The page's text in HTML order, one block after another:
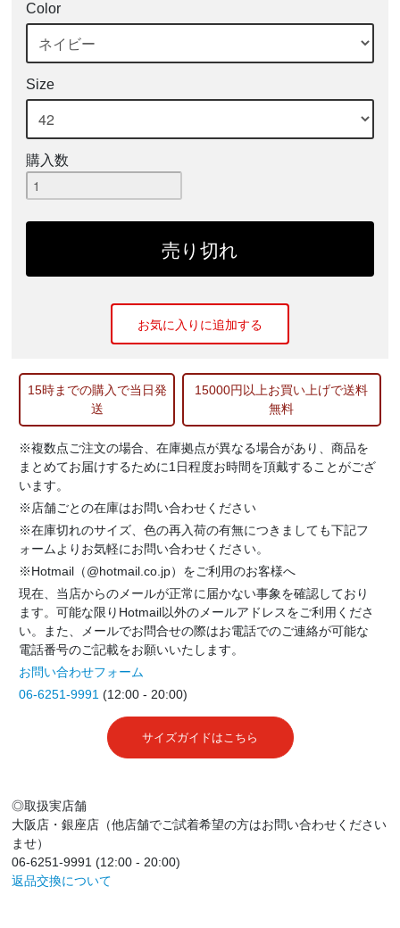
Color
Size
購入数
お気に入りに追加する
15時までの購入で当日発
送
15000円以上お買い上げで送料
無料
※複数点ご注文の場合、在庫拠点が異なる場合があり、商品を
まとめてお届けするために1日程度お時間を頂戴することがござ
います。
※店舗ごとの在庫はお問い合わせください
※在庫切れのサイズ、色の再入荷の有無につきましても下記フ
ォームよりお気軽にお問い合わせください。
※Hotmail（@hotmail.co.jp）をご利用のお客様へ
現在、当店からのメールが正常に届かない事象を確認しており
ます。可能な限りHotmail以外のメールアドレスをご利用くださ
い。また、メールでお問合せの際はお電話でのご連絡が可能な
電話番号のご記載をお願いいたします。
お問い合わせフォーム
06-6251-9991 (12:00 - 20:00)
サイズガイドはこちら
◎取扱実店舗
大阪店・銀座店（他店舗でご試着希望の方はお問い合わせください
ませ）
06-6251-9991 (12:00 - 20:00)
返品交換について